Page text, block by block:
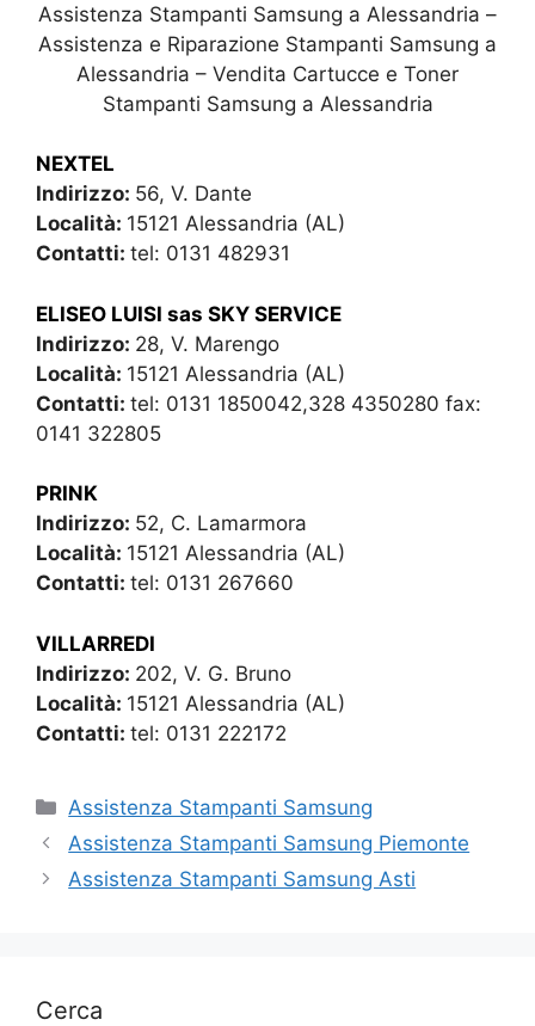
Assistenza Stampanti Samsung a Alessandria –
Assistenza e Riparazione Stampanti Samsung a
Alessandria – Vendita Cartucce e Toner
Stampanti Samsung a Alessandria
NEXTEL
Indirizzo: 56, V. Dante
Località: 15121 Alessandria (AL)
Contatti: tel: 0131 482931
ELISEO LUISI sas SKY SERVICE
Indirizzo: 28, V. Marengo
Località: 15121 Alessandria (AL)
Contatti: tel: 0131 1850042,328 4350280 fax:
0141 322805
PRINK
Indirizzo: 52, C. Lamarmora
Località: 15121 Alessandria (AL)
Contatti: tel: 0131 267660
VILLARREDI
Indirizzo: 202, V. G. Bruno
Località: 15121 Alessandria (AL)
Contatti: tel: 0131 222172
Categorie
Assistenza Stampanti Samsung
Assistenza Stampanti Samsung Piemonte
Assistenza Stampanti Samsung Asti
Cerca